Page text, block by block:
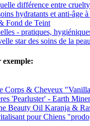
différence entre
hydratants et anti-âge à
Fond de Teint
- pratiques,
star des soins de la
exemple:
Corps & Cheveux
'Pearluster' - Earth
Beauty Oil Karanja &
pour Chiens